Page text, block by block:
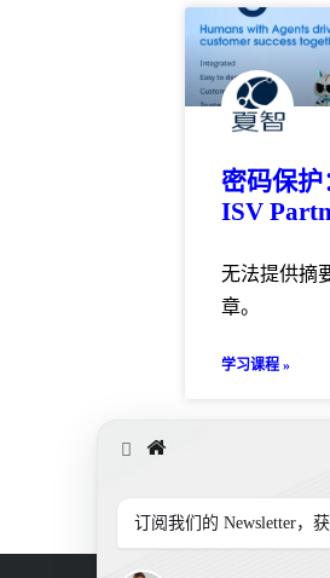
密码保护
ISV
无法提供摘
章。
学习课程 »
订阅我们的 Newsletter，